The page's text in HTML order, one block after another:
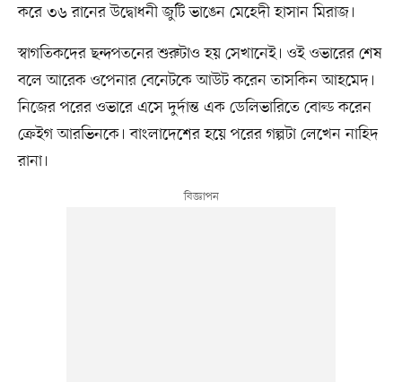
করে ৩৬ রানের উদ্বোধনী জুটি ভাঙেন মেহেদী হাসান মিরাজ।
স্বাগতিকদের ছন্দপতনের শুরুটাও হয় সেখানেই। ওই ওভারের শেষ
বলে আরেক ওপেনার বেনেটকে আউট করেন তাসকিন আহমেদ।
নিজের পরের ওভারে এসে দুর্দান্ত এক ডেলিভারিতে বোল্ড করেন
ক্রেইগ আরভিনকে। বাংলাদেশের হয়ে পরের গল্পটা লেখেন নাহিদ
রানা।